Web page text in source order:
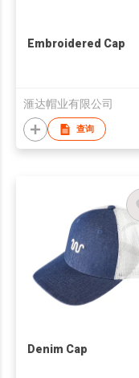
Embroidered Cap
滙达帽业有限公司
查询
Denim Cap